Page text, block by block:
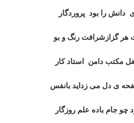
دانش را بود پروردگار
هر گزازشرافت رنگ و بو
مکتب دامن استاد کار
ی دل می زداید بانفس
چو جام باده علم روزگار